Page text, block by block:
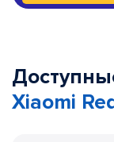
Xiaomi